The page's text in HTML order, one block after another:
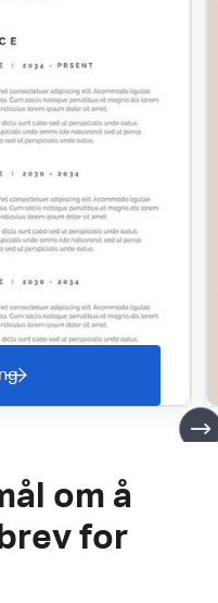
om å
for